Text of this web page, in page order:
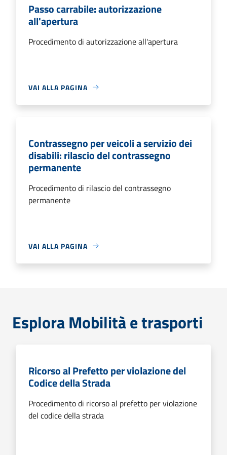
Passo carrabile: autorizzazione
all'apertura
Procedimento di autorizzazione all'apertura
VAI ALLA PAGINA
Contrassegno per veicoli a servizio dei
disabili: rilascio del contrassegno
permanente
Procedimento di rilascio del contrassegno
permanente
VAI ALLA PAGINA
Esplora Mobilità e trasporti
Ricorso al Prefetto per violazione del
Codice della Strada
Procedimento di ricorso al prefetto per violazione
del codice della strada